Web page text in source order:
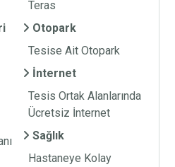
Teras
Otopark
Tesise Ait Otopark
İnternet
Tesis Ortak Alanlarında
Ücretsiz İnternet
Sağlık
Hastaneye Kolay